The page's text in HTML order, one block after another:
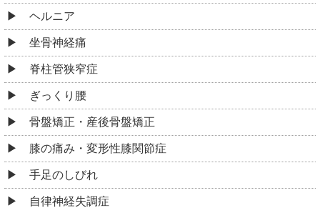
ヘルニア
坐骨神経痛
脊柱管狭窄症
ぎっくり腰
骨盤矯正・産後骨盤矯正
膝の痛み・変形性膝関節症
手足のしびれ
自律神経失調症